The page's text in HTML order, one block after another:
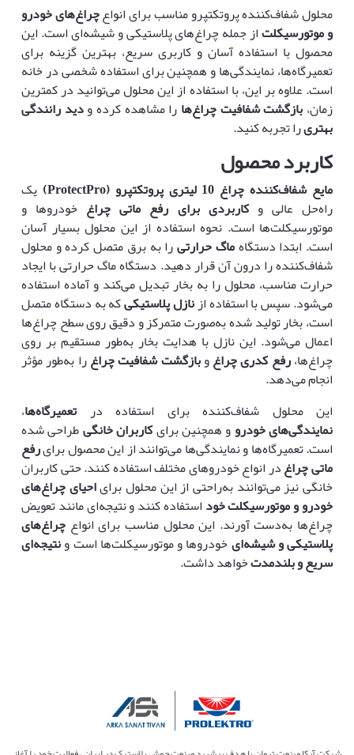
محلول شفاف‌کننده پروتکتپرو مناسب برای انواعچراغ‌های خودرو
و موتورسیکلتاز جمله چراغ‌های پلاستیکی و شیشه‌ای است. این
محصول با استفاده آسان و کاربری سریع، بهترین گزینه برای
تعمیرگاه‌ها، نمایندگی‌ها و همچنین برای استفاده شخصی در خانه
است. علاوه بر این، با استفاده از این محلول می‌توانید در کمترین
زمان،بازگشت شفافیت چراغ‌هارا مشاهده کرده ودید رانندگی
بهتریرا تجربه کنید.
کاربرد محصول
مایع شفاف‌کننده چراغ 10 لیتری پروتکتپرو (ProtectPro) یک
راه‌حل عالی وکاربردی برای رفع ماتی چراغ خودروها و
موتورسیکلت‌ها است. نحوه استفاده از این محلول بسیار آسان
است. ابتدا دستگاهماگ حرارتیرا به برق متصل کرده و محلول
شفاف‌کننده را درون آن قرار دهید. دستگاه ماگ حرارتی با ایجاد
حرارت مناسب، محلول را به بخار تبدیل می‌کند و آماده استفاده
می‌شود. سپس با استفاده ازنازل پلاستیکیکه به دستگاه متصل
است، بخار تولید شده به‌صورت متمرکز و دقیق روی سطح چراغ‌ها
اعمال می‌شود. این نازل با هدایت بخار به‌طور مستقیم بر روی
چراغ‌ها،رفع کدری چراغوبازگشت شفافیت چراغرا به‌طور مؤثر
انجام می‌دهد.
این محلول شفاف‌کننده برای استفاده در تعمیرگاه‌ها،
نمایندگی‌های خودروو همچنین برایکاربران خانگیطراحی شده
است. تعمیرگاه‌ها و نمایندگی‌ها می‌توانند از این محصول برایرفع
ماتی چراغدر انواع خودروهای مختلف استفاده کنند. حتی کاربران
خانگی نیز می‌توانند به‌راحتی از این محلول برایاحیای چراغ‌های
خودرو و موتورسیکلت خوداستفاده کنند و نتیجه‌ای مانند تعویض
چراغ‌ها به‌دست آورند. این محلول مناسب برای انواع چراغ‌های
پلاستیکی و شیشه‌ایخودروها و موتورسیکلت‌ها است ونتیجه‌ای
سریع و بلندمدتخواهد داشت.